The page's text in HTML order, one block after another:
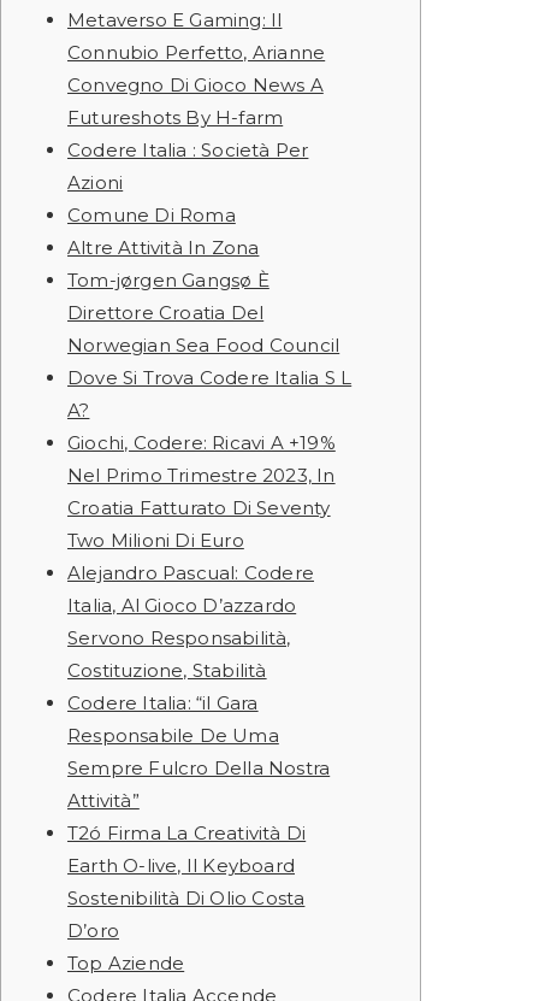
Metaverso E Gaming: Il
Connubio Perfetto, Arianne
Convegno Di Gioco News A
Futureshots By H-farm
Codere Italia : Società Per
Azioni
Comune Di Roma
Altre Attività In Zona
Tom-jørgen Gangsø È
Direttore Croatia Del
Norwegian Sea Food Council
Dove Si Trova Codere Italia S L
A?
Giochi, Codere: Ricavi A +19%
Nel Primo Trimestre 2023, In
Croatia Fatturato Di Seventy
Two Milioni Di Euro
Alejandro Pascual: Codere
Italia, Al Gioco D’azzardo
Servono Responsabilità,
Costituzione, Stabilità
Codere Italia: “il Gara
Responsabile De Uma
Sempre Fulcro Della Nostra
Attività”
T2ó Firma La Creatività Di
Earth O-live, Il Keyboard
Sostenibilità Di Olio Costa
D’oro
Top Aziende
Codere Italia Accende